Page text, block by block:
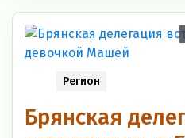
Регион
Брянская